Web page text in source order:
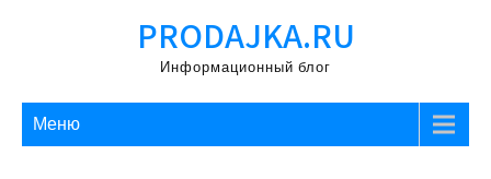
PRODAJKA.RU
Информационный блог
Меню